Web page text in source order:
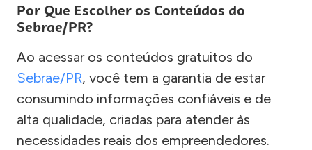
Por Que Escolher os Conteúdos do
Sebrae/PR?
Ao acessar os conteúdos gratuitos do
Sebrae/PR, você tem a garantia de estar
consumindo informações confiáveis e de
alta qualidade, criadas para atender às
necessidades reais dos empreendedores.